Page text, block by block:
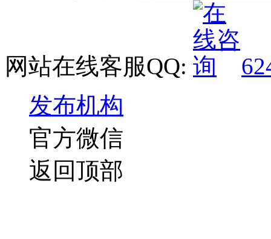
网站在线客服QQ:
发布机构
官方微信
返回顶部